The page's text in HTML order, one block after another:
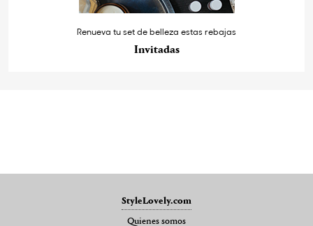
Renueva tu set de belleza estas rebajas
Invitadas
StyleLovely.com
Quienes somos